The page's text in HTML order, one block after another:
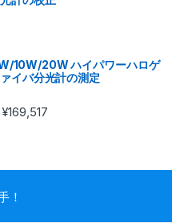
10W/20W ハイパワーハロゲ
イバ分光計の測定
¥169,517
！